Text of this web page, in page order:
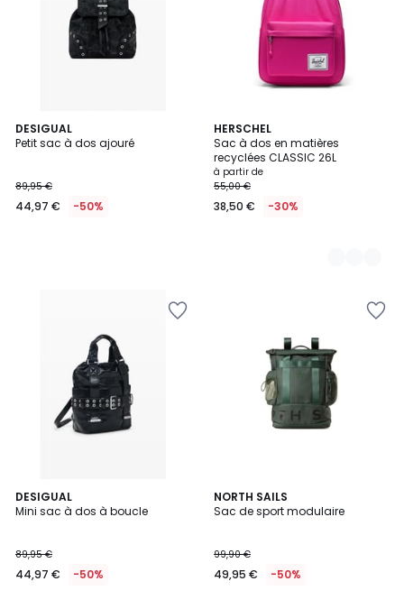
DESIGUAL
Petit sac à dos ajouré
89,95 €
44,97 € -50%
HERSCHEL
Sac à dos en matières
recyclées CLASSIC 26L
à partir de
55,00 €
38,50 € -30%
2
Couleurs
DESIGUAL
Mini sac à dos à boucle
89,95 €
44,97 € -50%
NORTH SAILS
Sac de sport modulaire
99,90 €
49,95 € -50%
2
Couleurs